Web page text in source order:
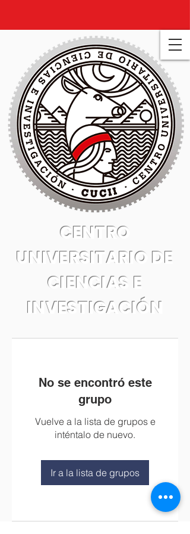
CENTRO
UNIVERSITARIO DE
CIENCIAS E
INVESTIGACIÓN
No se encontró este
grupo
Vuelve a la lista de grupos e
inténtalo de nuevo.
Ir a la lista de grupos